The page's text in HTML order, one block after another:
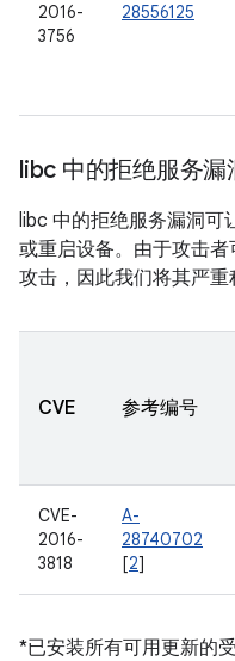
2016-
3756
28556125
libc 中的拒绝服务漏
libc 中的拒绝服务漏洞可
或重启设备。由于攻击
攻击，因此我们将其严重
CVE 参考编号
CVE-
2016-
3818
A-
28740702
[2]
*已安装所有可用更新的